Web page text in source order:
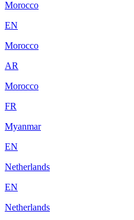
Morocco
EN
Morocco
AR
Morocco
FR
Myanmar
EN
Netherlands
EN
Netherlands